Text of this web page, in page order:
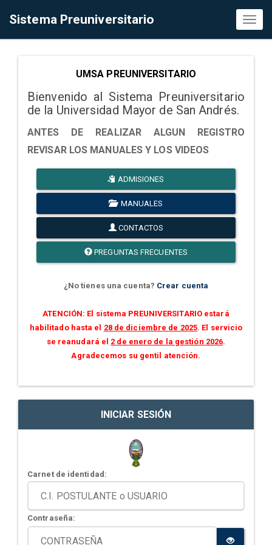
Sistema Preuniversitario
UMSA PREUNIVERSITARIO
Bienvenido al Sistema Preuniversitario
de la Universidad Mayor de San Andrés.
ANTES DE REALIZAR ALGUN REGISTRO
REVISAR LOS MANUALES Y LOS VIDEOS
ADMISIONES
MANUALES
CONTACTOS
PREGUNTAS FRECUENTES
¿No tienes una cuenta? Crear cuenta
ATENCIÓN: El sistema PREUNIVERSITARIO estará
habilitado hasta el 28 de diciembre de 2025. El servicio
se reanudará el 2 de enero de la gestión 2026.
Agradecemos su gentil atención.
INICIAR SESIÓN
Carnet de identidad:
Contraseña: